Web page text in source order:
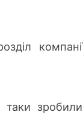
таки